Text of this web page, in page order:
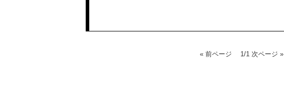
« 前ページ 1/1 次ページ »